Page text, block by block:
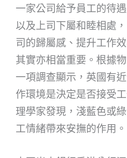
一家公司給予員工的待
以及上司下屬和睦相處
司的歸屬感、提升工作
其實亦相當重要。根據
一項調查顯示，英國有
作環境是決定是否接受
理學家發現，淺藍色或
工情緒帶來安撫的作用。